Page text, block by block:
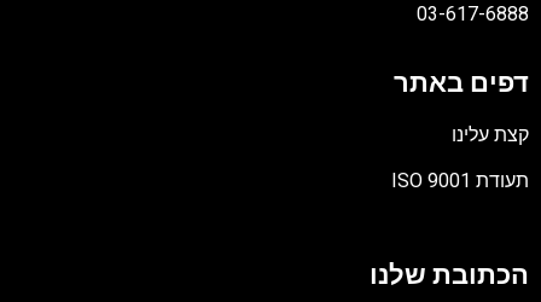
03-617-6888
דפים באתר
קצת עלינו
תעודת ISO 9001
PDF
הכתובת שלנו